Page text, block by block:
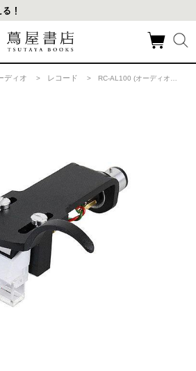
ディオ > レコード > RC-AL100 (オーディオ・リスニング用ヘッドシェル付レコードカートリッジ) レコード針の商品詳細